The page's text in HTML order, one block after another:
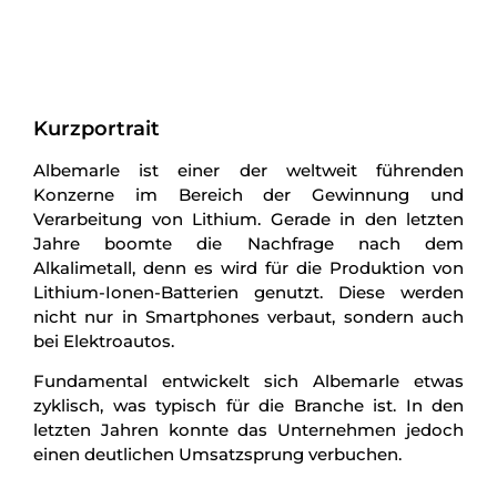
Kurzportrait
Albemarle ist einer der weltweit führenden
Konzerne im Bereich der Gewinnung und
Verarbeitung von Lithium. Gerade in den letzten
Jahre boomte die Nachfrage nach dem
Alkalimetall, denn es wird für die Produktion von
Lithium-Ionen-Batterien genutzt. Diese werden
nicht nur in Smartphones verbaut, sondern auch
bei Elektroautos.
Fundamental entwickelt sich Albemarle etwas
zyklisch, was typisch für die Branche ist. In den
letzten Jahren konnte das Unternehmen jedoch
einen deutlichen Umsatzsprung verbuchen.